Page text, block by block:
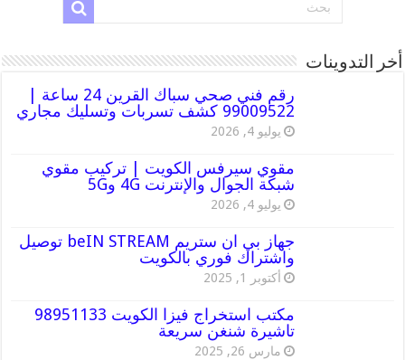
أخر التدوينات
رقم فني صحي سباك القرين 24 ساعة |
99009522 كشف تسربات وتسليك مجاري
يوليو 4, 2026
مقوي سيرفس الكويت | تركيب مقوي
شبكة الجوال والإنترنت 4G و5G
يوليو 4, 2026
جهاز بي ان ستريم beIN STREAM توصيل
واشتراك فوري بالكويت
أكتوبر 1, 2025
مكتب استخراج فيزا الكويت 98951133
تاشيرة شنغن سريعة
مارس 26, 2025